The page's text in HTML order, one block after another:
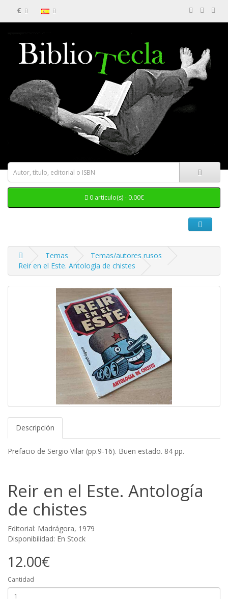
€
0 artículo(s) - 0.00€
Temas
Temas/autores rusos
Reir en el Este. Antología de chistes
Descripción
Prefacio de Sergio Vilar (pp.9-16). Buen estado. 84 pp.
Reir en el Este. Antología
de chistes
Editorial: Madrágora, 1979
Disponibilidad: En Stock
12.00€
Cantidad